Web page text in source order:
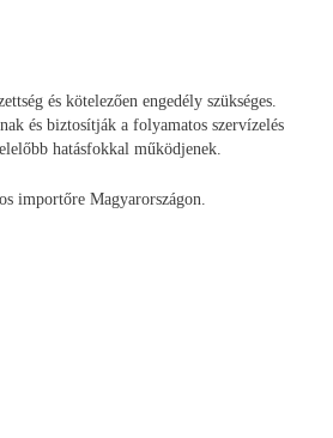
és kötelezően engedély szükséges.
és biztosítják a folyamatos szervízelés
hatásfokkal működjenek.
importőre Magyarországon.